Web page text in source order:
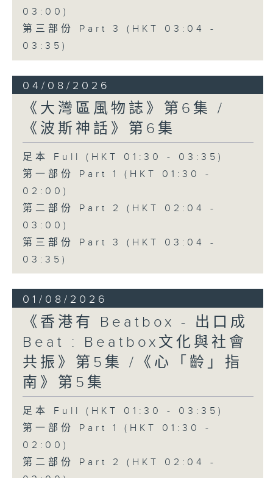
03:00)
第三部份 Part 3 (HKT 03:04 -
03:35)
04/08/2026
《大灣區風物誌》第6集 /
《波斯神話》第6集
足本 Full (HKT 01:30 - 03:35)
第一部份 Part 1 (HKT 01:30 -
02:00)
第二部份 Part 2 (HKT 02:04 -
03:00)
第三部份 Part 3 (HKT 03:04 -
03:35)
01/08/2026
《香港有 Beatbox - 出口成
Beat : Beatbox文化與社會
共振》第5集 /《心「齡」指
南》第5集
足本 Full (HKT 01:30 - 03:35)
第一部份 Part 1 (HKT 01:30 -
02:00)
第二部份 Part 2 (HKT 02:04 -